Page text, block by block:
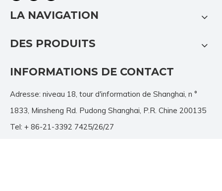
LA NAVIGATION
DES PRODUITS
INFORMATIONS DE CONTACT
Adresse: niveau 18, tour d'information de Shanghai, n °
1833, Minsheng Rd. Pudong Shanghai, P.R. Chine 200135
Tel: + 86-21-3392 7425/26/27